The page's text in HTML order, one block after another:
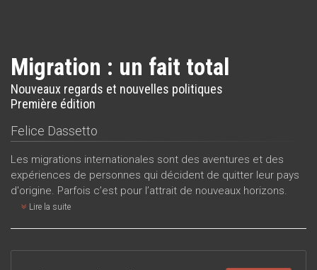
Migration : un fait total
Nouveaux regards et nouvelles politiques
Première édition
Felice Dassetto
Les migrations internationales sont des aventures et des
expériences de personnes qui décident de quitter leur pays
d'origine. Parfois c’est pour l’attrait de nouveaux horizons.
Lire la suite